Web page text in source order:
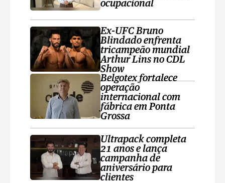
ocupacional
Ex-UFC Bruno
Blindado enfrenta
tricampeão mundial
Arthur Lins no CDL
Show
Belgotex fortalece
operação
internacional com
fábrica em Ponta
Grossa
Ultrapack completa
21 anos e lança
campanha de
aniversário para
clientes